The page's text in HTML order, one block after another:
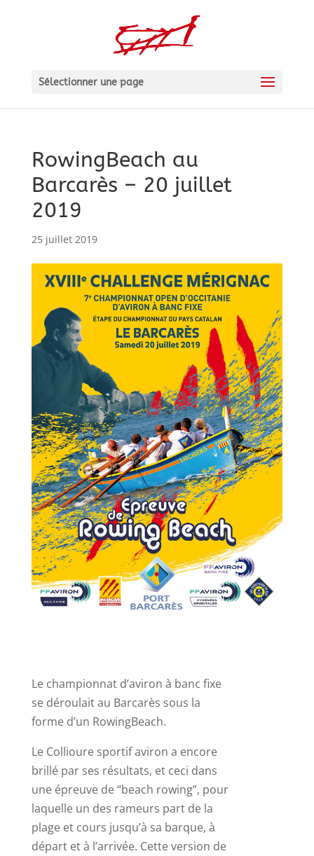
Sélectionner une page
RowingBeach au
Barcarès – 20 juillet
2019
25 juillet 2019
Le championnat d’aviron à banc fixe
se déroulait au Barcarès sous la
forme d’un RowingBeach.
Le Collioure sportif aviron a encore
brillé par ses résultats, et ceci dans
une épreuve de “beach rowing”, pour
laquelle un des rameurs part de la
plage et cours jusqu’à sa barque, à
départ et à l’arrivée. Cette version de